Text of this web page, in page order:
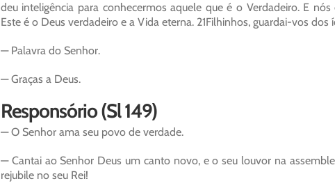
deu inteligência para conhecermos aquele que é o Verdadeiro. E
Este é o Deus verdadeiro e a Vida eterna. 21Filhinhos, guardai-vos dos
— Palavra do Senhor.
— Graças a Deus.
Responsório (Sl 149)
— O Senhor ama seu povo de verdade.
— Cantai ao Senhor Deus um canto novo, e o seu louvor na
rejubile no seu Rei!